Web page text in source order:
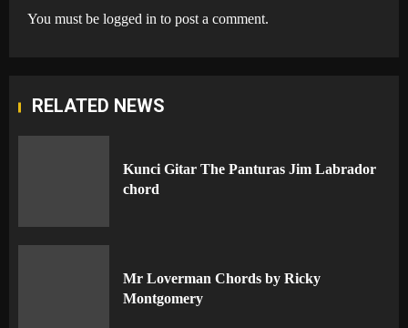
You must be logged in to post a comment.
RELATED NEWS
Kunci Gitar The Panturas Jim Labrador
chord
Mr Loverman Chords by Ricky
Montgomery